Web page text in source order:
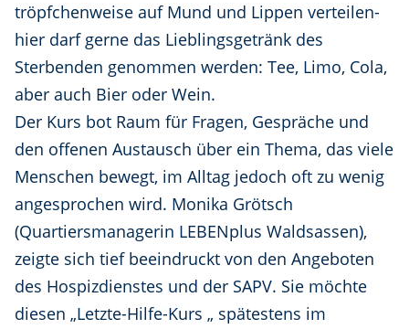
tröpfchenweise auf Mund und Lippen verteilen-
hier darf gerne das Lieblingsgetränk des
Sterbenden genommen werden: Tee, Limo, Cola,
aber auch Bier oder Wein.
Der Kurs bot Raum für Fragen, Gespräche und
den offenen Austausch über ein Thema, das viele
Menschen bewegt, im Alltag jedoch oft zu wenig
angesprochen wird. Monika Grötsch
(Quartiersmanagerin LEBENplus Waldsassen),
zeigte sich tief beeindruckt von den Angeboten
des Hospizdienstes und der SAPV. Sie möchte
diesen „Letzte-Hilfe-Kurs „ spätestens im